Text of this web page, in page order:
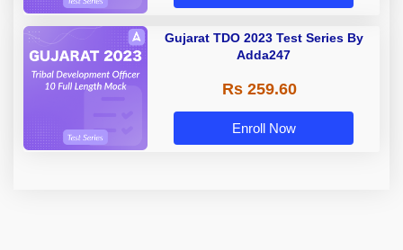
Gujarat TDO 2023 Test Series By
Adda247
Rs 259.60
Enroll Now